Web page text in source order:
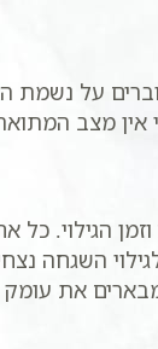
על
אין מצב
הגילוי.
השגחה
את עומק